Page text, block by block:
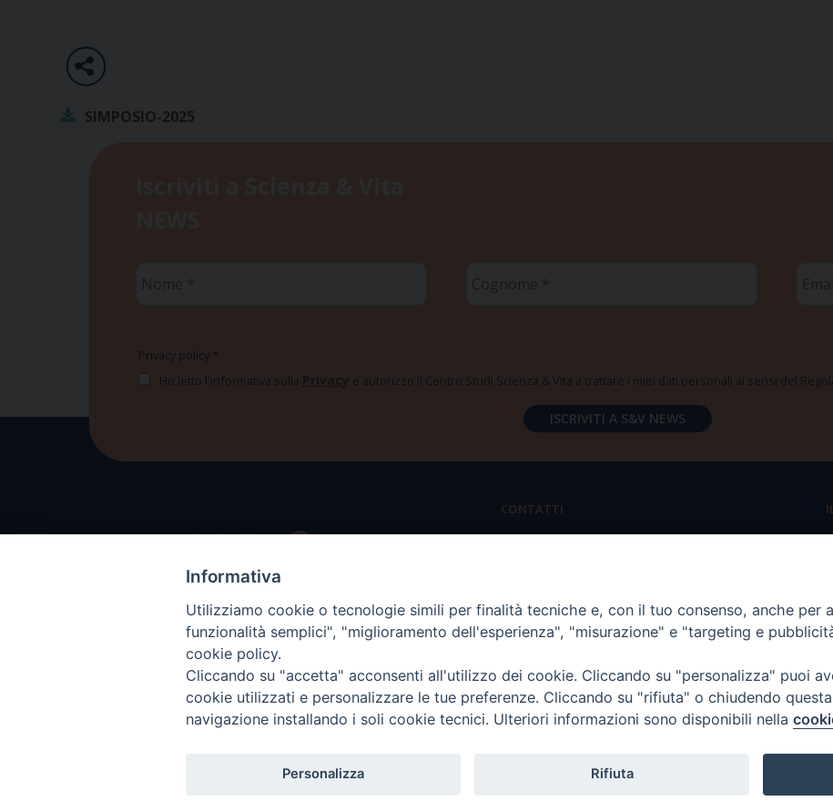
SIMPOSIO-2025
Privacy policy *
Ho letto l'informativa sulla Privacy e autorizzo il Centro Studi Scienza & Vita a trattare i miei dati personali ai sensi del
CONTATTI
segreteria@scienzaevita.org
Informativa
Utilizziamo cookie o tecnologie simili per finalità tecniche e, con il tuo consenso, anche per
funzionalità semplici", "miglioramento dell'esperienza", "misurazione" e "targeting e
cookie policy.
Cliccando su "accetta" acconsenti all'utilizzo dei cookie. Cliccando su "personalizza" puoi
cookie utilizzati e personalizzare le tue preferenze. Cliccando su "rifiuta" o chiudendo
navigazione installando i soli cookie tecnici. Ulteriori informazioni sono disponibili nella
Personalizza Rifiuta